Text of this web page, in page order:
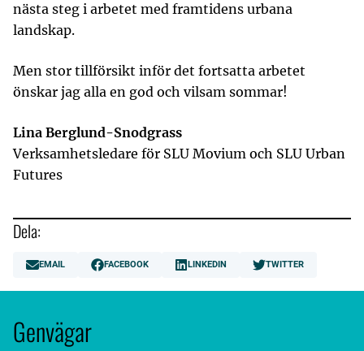
nästa steg i arbetet med framtidens urbana
landskap.
Men stor tillförsikt inför det fortsatta arbetet
önskar jag alla en god och vilsam sommar!
Lina Berglund-Snodgrass
Verksamhetsledare för SLU Movium och SLU Urban
Futures
Dela:
EMAIL FACEBOOK LINKEDIN TWITTER
Genvägar